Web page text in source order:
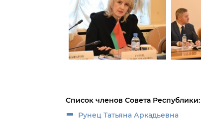
Список членов Совета Республики:
Рунец Татьяна Аркадьевна